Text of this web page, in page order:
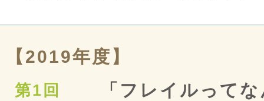
【2019年度】
第1回
「フレイルって